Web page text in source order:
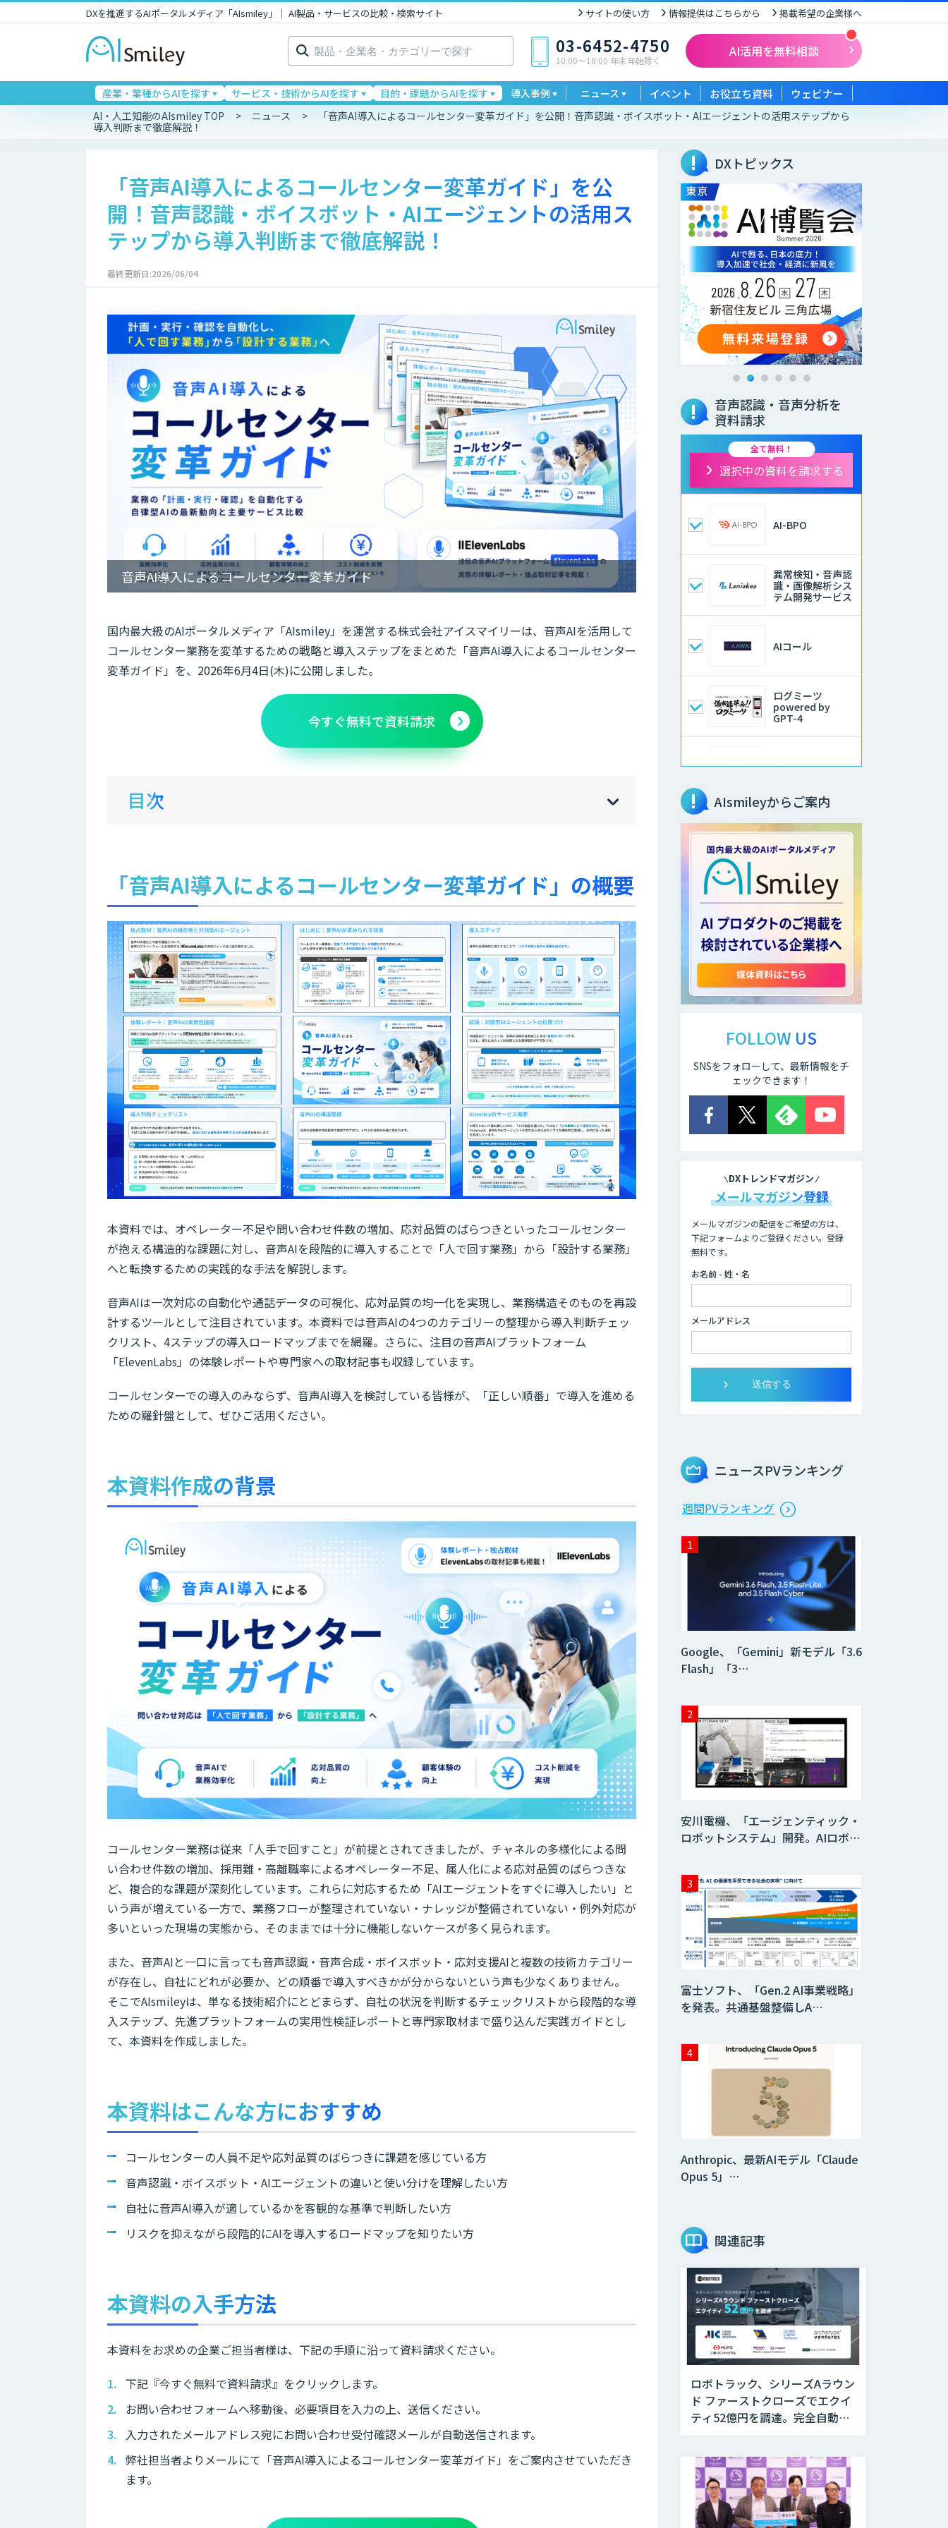
DXを推進するAIポータルメディア「AIsmiley」｜ AI製品・サービスの比較・検索サイト サイトの使い方 情報提供はこちらから 掲載希望の企業様へ
検
索: 03-6452-4750
10:00〜18:00 年末年始除く
AI活用を無料相談
産業・業種からAIを探す サービス・技術からAIを探す 目的・課題からAIを探す 導入事例 ニュース イベント お役立ち資料 ウェビナー
AI・人工知能のAIsmiley TOP ニュース
「音声AI導入によるコールセンター変革ガイド」を公開！音声認識・ボイスボット・AIエージェントの活用ステップから
導入判断まで徹底解説！
「音声AI導入によるコールセンター変革ガイド」を公
開！音声認識・ボイスボット・AIエージェントの活用ス
テップから導入判断まで徹底解説！
最終更新日:2026/06/04
音声AI導入によるコールセンター変革ガイド
国内最大級のAIポータルメディア「AIsmiley」を運営する株式会社アイスマイリーは、音声AIを活用して
コールセンター業務を変革するための戦略と導入ステップをまとめた「音声AI導入によるコールセンター
変革ガイド」を、2026年6月4日(木)に公開しました。
今すぐ無料で資料請求
目次 [hi
]
[sh
]
「音声AI導入によるコールセンター変革ガイド」の概要
本資料では、オペレーター不足や問い合わせ件数の増加、応対品質のばらつきといったコールセンター
が抱える構造的な課題に対し、音声AIを段階的に導入することで「人で回す業務」から「設計する業務」
へと転換するための実践的な手法を解説します。
音声AIは一次対応の自動化や通話データの可視化、応対品質の均一化を実現し、業務構造そのものを再設
計するツールとして注目されています。本資料では音声AIの4つのカテゴリーの整理から導入判断チェッ
クリスト、4ステップの導入ロードマップまでを網羅。さらに、注目の音声AIプラットフォーム
「ElevenLabs」の体験レポートや専門家への取材記事も収録しています。
コールセンターでの導入のみならず、音声AI導入を検討している皆様が、「正しい順番」で導入を進める
ための羅針盤として、ぜひご活用ください。
本資料作成の背景
コールセンター業務は従来「人手で回すこと」が前提とされてきましたが、チャネルの多様化による問
い合わせ件数の増加、採用難・高離職率によるオペレーター不足、属人化による応対品質のばらつきな
ど、複合的な課題が深刻化しています。これらに対応するため「AIエージェントをすぐに導入したい」と
いう声が増えている一方で、業務フローが整理されていない・ナレッジが整備されていない・例外対応が
多いといった現場の実態から、そのままでは十分に機能しないケースが多く見られます。
また、音声AIと一口に言っても音声認識・音声合成・ボイスボット・応対支援AIと複数の技術カテゴリー
が存在し、自社にどれが必要か、どの順番で導入すべきかが分からないという声も少なくありません。
そこでAIsmileyは、単なる技術紹介にとどまらず、自社の状況を判断するチェックリストから段階的な導
入ステップ、先進プラットフォームの実用性検証レポートと専門家取材まで盛り込んだ実践ガイドとし
て、本資料を作成しました。
本資料はこんな方におすすめ
コールセンターの人員不足や応対品質のばらつきに課題を感じている方
音声認識・ボイスボット・AIエージェントの違いと使い分けを理解したい方
自社に音声AI導入が適しているかを客観的な基準で判断したい方
リスクを抑えながら段階的にAIを導入するロードマップを知りたい方
本資料の入手方法
本資料をお求めの企業ご担当者様は、下記の手順に沿って資料請求ください。
下記『今すぐ無料で資料請求』をクリックします。
お問い合わせフォームへ移動後、必要項目を入力の上、送信ください。
入力されたメールアドレス宛にお問い合わせ受付確認メールが自動送信されます。
弊社担当者よりメールにて「音声AI導入によるコールセンター変革ガイド」をご案内させていただき
ます。
DXトピックス
音声認識・音声分析を
資料請求
全て無料！
選択中の資料を請求する
AI-BPO
異常検知・音声認
識・画像解析シス
テム開発サービス
AIコール
ログミーツ
powered by
GPT-4
QM Agent
AIコンシェルジュ
®
AI音声生成
ElevenLabs
ソフトクリエイト
のAI開発サービス
APTOのAI受託開
アポメイト
音声認識向け多言
語音声コーパス販
IBT BizTAPAI
AI開発・伴走支
LINEWORKS
音声・画像・動画
データセット販
売・収集
AI 受託開発・導入
支援
YOMEL
PKSHA Speech
自然言語処理
認証ソリューショ
ン
音声認識／対話型
AIのソリューショ
ン
Datatang AIデー
タ処理プラットフ
AIボイス変換
Voidol -Powered
by リアチェン
voice
Sakura TALK
応対品質チェック
支援サービス「AI
Log」
コンタクトセンタ
ー向け応対支援サ
ービス「AI Dig」
AIsmileyからご案内
FOLLOW US
SNSをフォローして、最新情報をチ
ェックできます！
DXトレンドマガジン
メールマガジン登録
メールマガジンの配信をご希望の方は、
下記フォームよりご登録ください。登録
無料です。
お名前 - 姓・名
メールアドレス
ニュースPVランキング
週間PVランキング
Google、「Gemini」新モデル「3.6
Flash」「3…
安川電機、「エージェンティック・
ロボットシステム」開発。AIロボ…
富士ソフト、「Gen.2 AI事業戦略」
を発表。共通基盤整備しA…
Anthropic、最新AIモデル「Claude
Opus 5」…
関連記事
ロボトラック、シリーズAラウン
ド ファーストクローズでエクイ
ティ52億円を調達。完全自動運